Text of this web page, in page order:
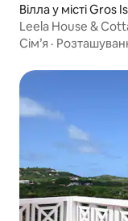
Вілла у місті Gros
Leela House &
Сім’я ·